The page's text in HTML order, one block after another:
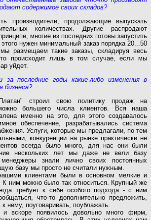
содержимое своих складов?
производители, продолжающие выпускать
количествах. Другие распродают
многие из последних готовы запустить
нужен минимальный заказ порядка 20...50
размещаем такие заказы, складируя весь
происходит лишь в том случае, если мы
уйдет.
за последние годы какие-либо изменения в
бизнеса?
строил свою политику продаж на
большего числа клиентов. Вся наша
именно на это, для этого создавалось
обеспечение, разрабатывались система
Услуги, которые мы предлагали, по тем
конкуренции на рынке практически не
всегда было много, для нас они были
нескольких лет мы даже не вели базу
знали лично своих постоянных
базу мы просто не считали нужным.
клиентами были в основном мелкие и
К ним можно было так относиться. Крупный же
требует к себе особого подхода - с ним
что-то дополнительно предложить,
нему, поуговаривать, поублажать.
появилось довольно много фирм,